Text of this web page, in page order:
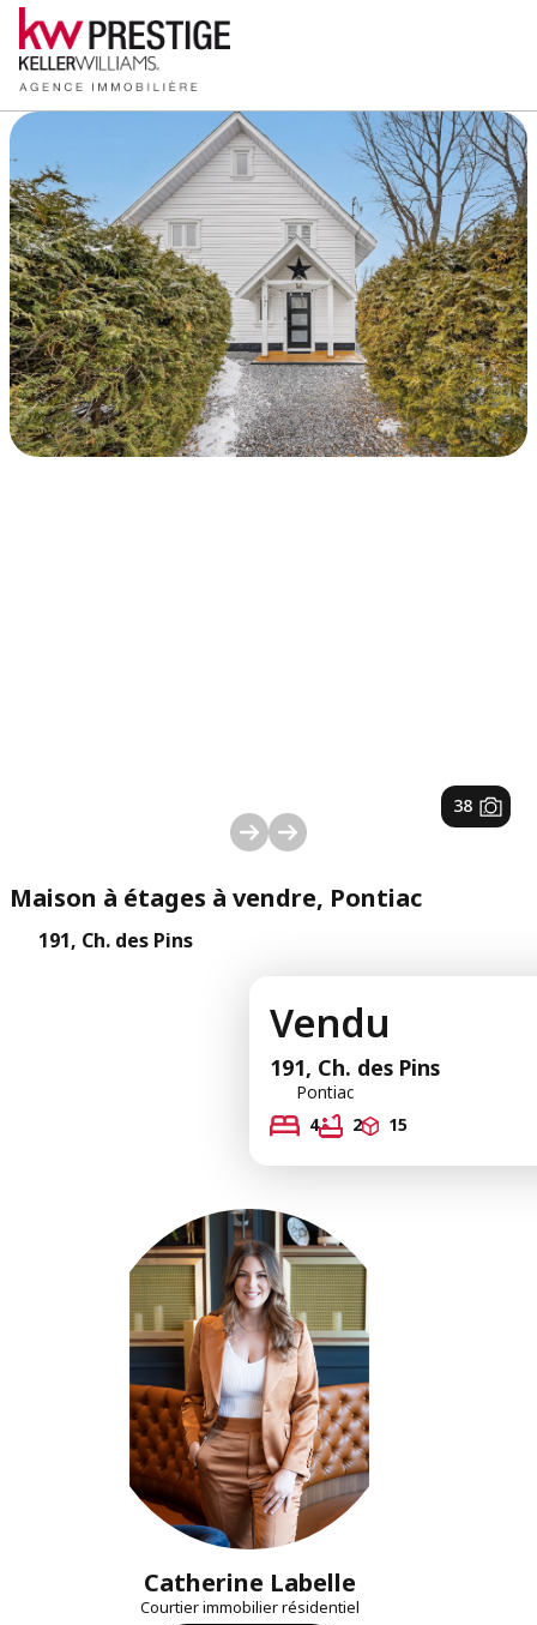
1/ 38
Maison à étages à vendre, Pontiac
191, Ch. des Pins
Vendu
191, Ch. des Pins
Pontiac
4
2 15
Catherine Labelle
Courtier immobilier résidentiel